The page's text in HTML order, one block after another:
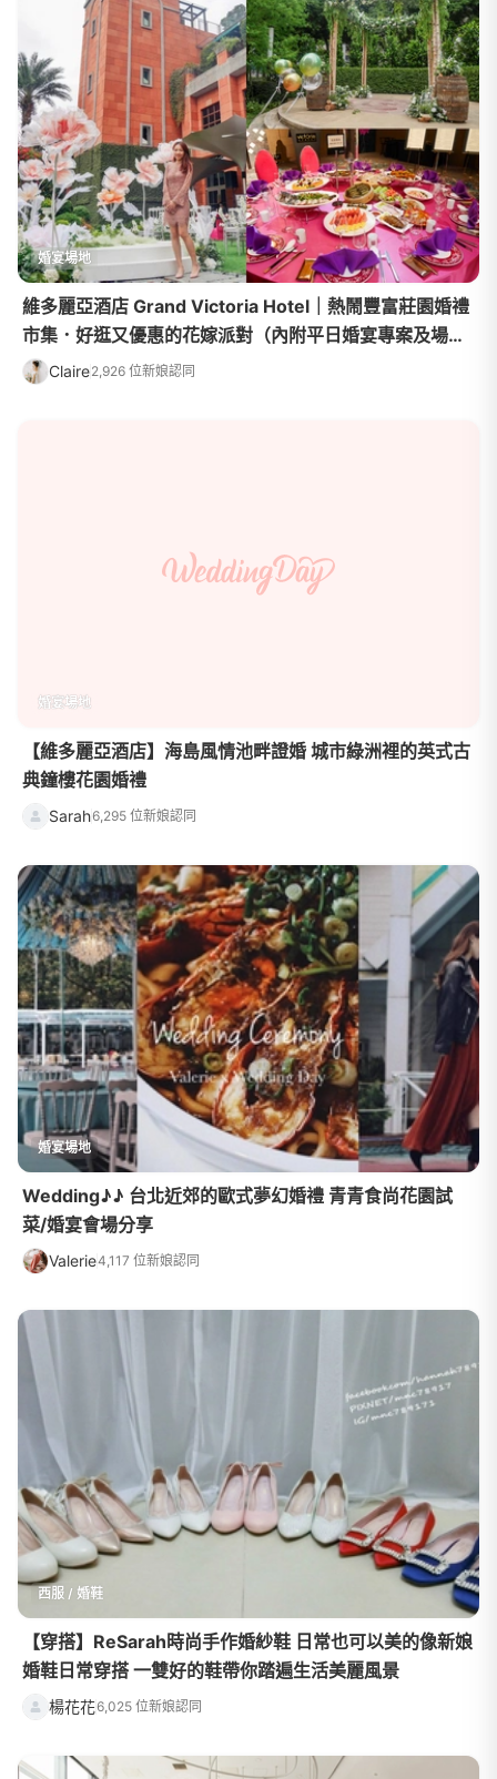
婚宴場地
維多麗亞酒店 Grand Victoria Hotel｜熱鬧豐富莊園婚禮
市集．好逛又優惠的花嫁派對（內附平日婚宴專案及場地
介紹）
Claire2,926 位新娘認同
婚宴場地
【維多麗亞酒店】海島風情池畔證婚 城市綠洲裡的英式古
典鐘樓花園婚禮
Sarah6,295 位新娘認同
婚宴場地
Wedding♪♪ 台北近郊的歐式夢幻婚禮 青青食尚花園試
菜/婚宴會場分享
Valerie4,117 位新娘認同
⻄服 / 婚鞋
【穿搭】ReSarah時尚手作婚紗鞋 日常也可以美的像新娘
婚鞋日常穿搭 一雙好的鞋帶你踏遍生活美麗風景
楊花花6,025 位新娘認同